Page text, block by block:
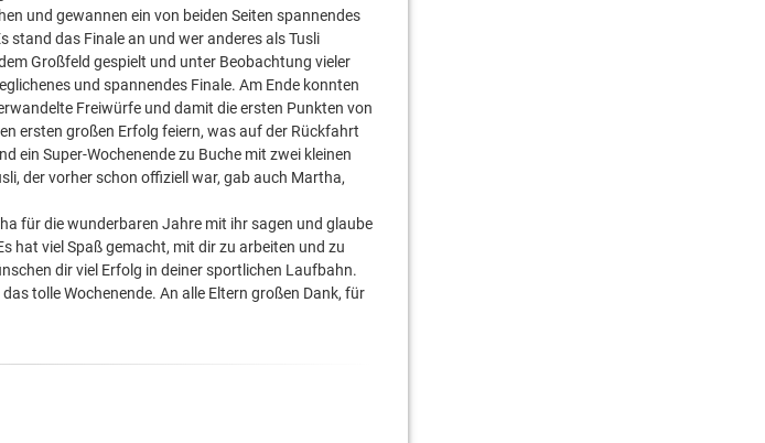
und gewannen ein von beiden Seiten spannendes
stand das Finale an und wer anderes als Tusli
Großfeld gespielt und unter Beobachtung vieler
und spannendes Finale. Am Ende konnten
Freiwürfe und damit die ersten Punkten von
ersten großen Erfolg feiern, was auf der Rückfahrt
ein Super-Wochenende zu Buche mit zwei kleinen
der vorher schon offiziell war, gab auch Martha,
für die wunderbaren Jahre mit ihr sagen und glaube
hat viel Spaß gemacht, mit dir zu arbeiten und zu
dir viel Erfolg in deiner sportlichen Laufbahn.
tolle Wochenende. An alle Eltern großen Dank, für